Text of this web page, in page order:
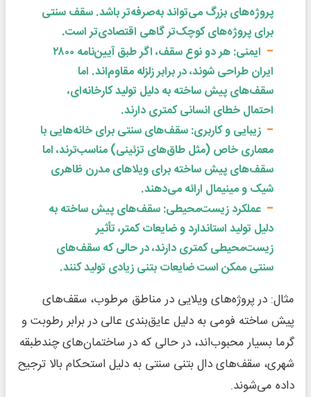
پروژه‌های بزرگ می‌تواند به‌صرفه‌تر باشد. سقف سنتی
برای پروژه‌های کوچک‌تر گاهی اقتصادی‌تر است.
ایمنی: هر دو نوع سقف، اگر طبق آیین‌نامه ۲۸۰۰
ایران طراحی شوند، در برابر زلزله مقاوم‌اند. اما
سقف‌های پیش ساخته به دلیل تولید کارخانه‌ای،
احتمال خطای انسانی کمتری دارند.
زیبایی و کاربری: سقف‌های سنتی برای خانه‌هایی با
معماری خاص (مثل طاق‌های تزئینی) مناسب‌ترند، اما
سقف‌های پیش ساخته برای ویلاهای مدرن ظاهری
شیک و مینیمال ارائه می‌دهند.
عملکرد زیست‌محیطی: سقف‌های پیش ساخته به
دلیل تولید استاندارد و ضایعات کمتر، تأثیر
زیست‌محیطی کمتری دارند، در حالی که سقف‌های
سنتی ممکن است ضایعات بتنی زیادی تولید کنند.
مثال: در پروژه‌های ویلایی در مناطق مرطوب، سقف‌های
پیش ساخته فومی به دلیل عایق‌بندی عالی در برابر رطوبت و
گرما بسیار محبوب‌اند، در حالی که در ساختمان‌های چندطبقه
شهری، سقف‌های دال بتنی سنتی به دلیل استحکام بالا ترجیح
داده می‌شوند.